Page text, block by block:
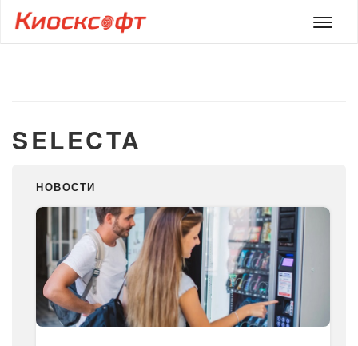
Меню
SELECTA
НОВОСТИ